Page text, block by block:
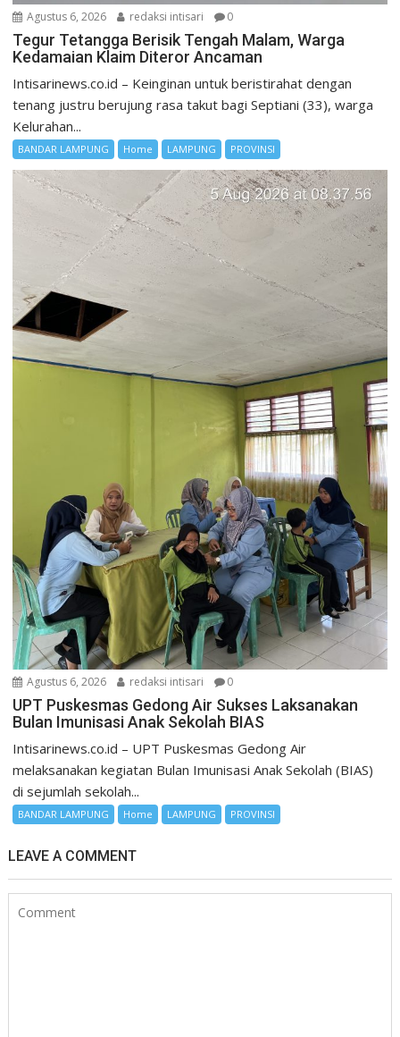
Agustus 6, 2026 redaksi intisari 0
Tegur Tetangga Berisik Tengah Malam, Warga
Kedamaian Klaim Diteror Ancaman
Intisarinews.co.id – Keinginan untuk beristirahat dengan
tenang justru berujung rasa takut bagi Septiani (33), warga
Kelurahan...
BANDAR LAMPUNG Home LAMPUNG PROVINSI
Agustus 6, 2026 redaksi intisari 0
UPT Puskesmas Gedong Air Sukses Laksanakan
Bulan Imunisasi Anak Sekolah BIAS
Intisarinews.co.id – UPT Puskesmas Gedong Air
melaksanakan kegiatan Bulan Imunisasi Anak Sekolah (BIAS)
di sejumlah sekolah...
BANDAR LAMPUNG Home LAMPUNG PROVINSI
LEAVE A COMMENT